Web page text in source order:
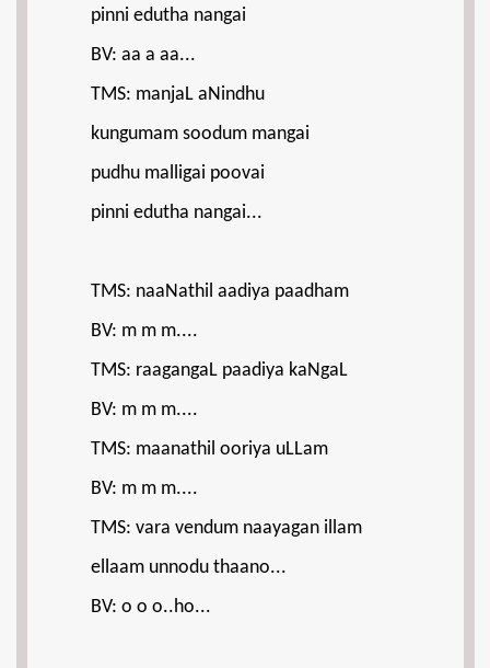
pinni edutha nangai
BV: aa a aa...
TMS: manjaL aNindhu
kungumam soodum mangai
pudhu malligai poovai
pinni edutha nangai...
TMS: naaNathil aadiya paadham
BV: m m m....
TMS: raagangaL paadiya kaNgaL
BV: m m m....
TMS: maanathil ooriya uLLam
BV: m m m....
TMS: vara vendum naayagan illam
ellaam unnodu thaano...
BV: o o o..ho...